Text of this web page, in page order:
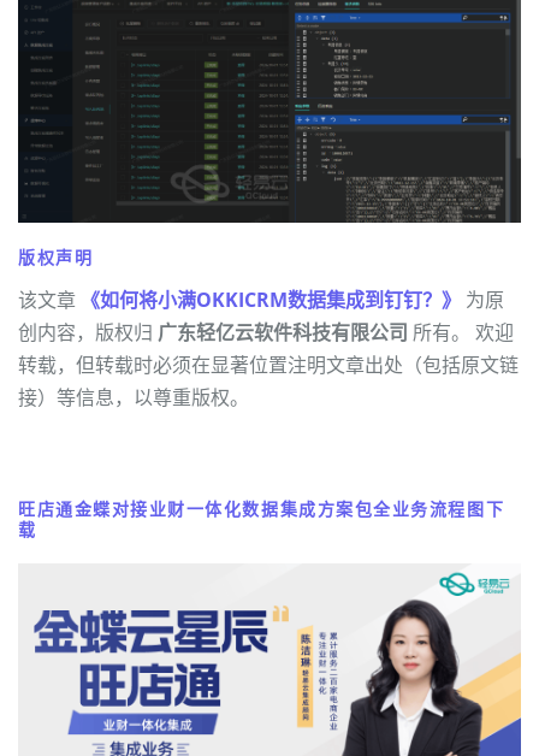
版权声明
该文章 《如何将小满OKKICRM数据集成到钉钉？》 为原
创内容，版权归 广东轻亿云软件科技有限公司 所有。 欢迎
转载，但转载时必须在显著位置注明文章出处（包括原文链
接）等信息，以尊重版权。
旺店通金蝶对接业财一体化数据集成方案包全业务流程图下
载